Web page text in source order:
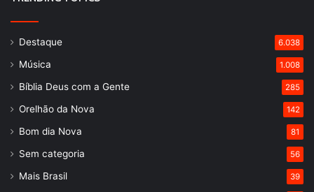
Destaque 6.038
Música 1.008
Bíblia Deus com a Gente 285
Orelhão da Nova 142
Bom dia Nova 81
Sem categoria 56
Mais Brasil 39